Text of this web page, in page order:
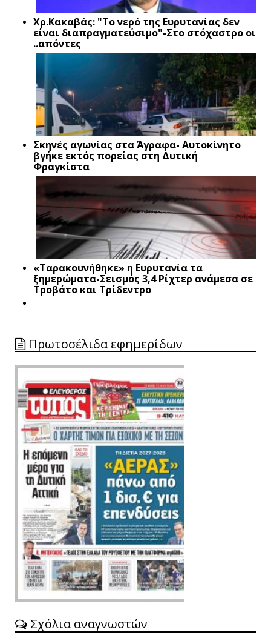
Xρ.Κακαβάς: "Το νερό της Ευρυτανίας δεν
είναι διαπραγματεύσιμο"-Στο στόχαστρο οι
..απόντες
Σκηνές αγωνίας στα Άγραφα- Αυτοκίνητο
βγήκε εκτός πορείας στη Δυτική
Φραγκίστα
«Ταρακουνήθηκε» η Ευρυτανία τα
ξημερώματα-Σεισμός 3,4 Ρίχτερ ανάμεσα σε
Τροβάτο και Τρίδεντρο
Πρωτοσέλιδα εφημερίδων
Σχόλια αναγνωστών